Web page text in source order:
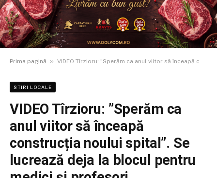
Prima pagină » VIDEO Tîrzioru: ”Sperăm ca anul viitor să înceapă construcția noului spital”. Se lucrează deja la blocul pentru medici și profesori
STIRI LOCALE
VIDEO Tîrzioru: ”Sperăm ca
anul viitor să înceapă
construcția noului spital”. Se
lucrează deja la blocul pentru